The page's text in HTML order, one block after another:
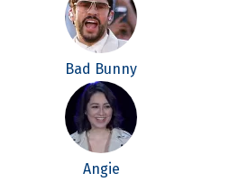
Bad Bunny
Angie